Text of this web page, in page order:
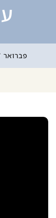
פברואר 17, 2021